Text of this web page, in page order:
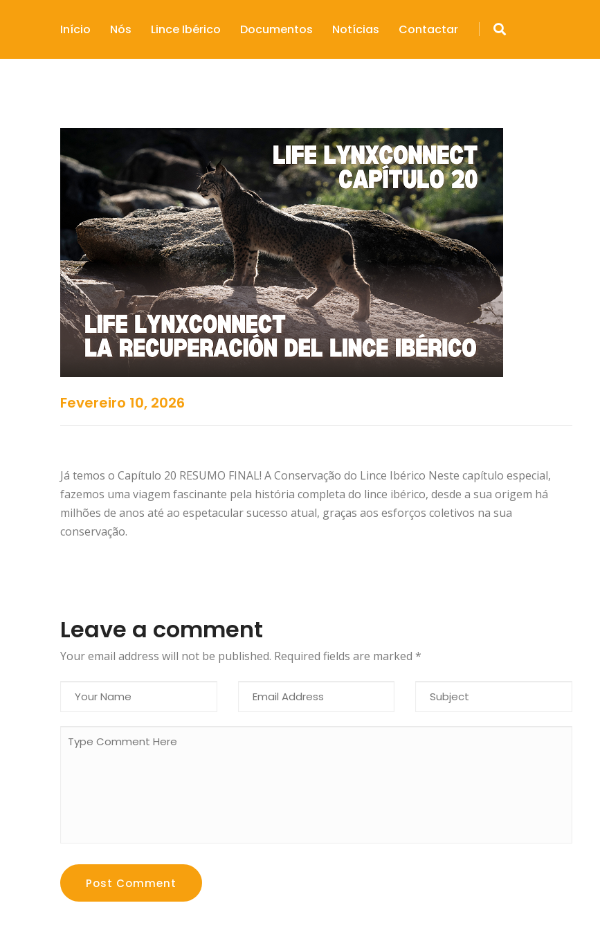
Início Nós Lince Ibérico Documentos Notícias Contactar
Fevereiro 10, 2026
Já temos o Capítulo 20 RESUMO FINAL! A Conservação do Lince Ibérico Neste capítulo especial,
fazemos uma viagem fascinante pela história completa do lince ibérico, desde a sua origem há
milhões de anos até ao espetacular sucesso atual, graças aos esforços coletivos na sua
conservação.
Leave a comment
Your email address will not be published. Required fields are marked *
Post Comment